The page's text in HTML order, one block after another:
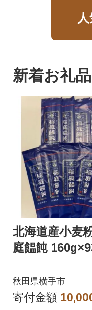
新着お礼品
北海道産小麦
庭饂飩
秋田県横手市
寄付金額